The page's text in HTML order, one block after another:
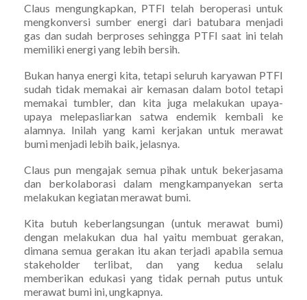
Claus mengungkapkan, PTFI telah beroperasi untuk
mengkonversi sumber energi dari batubara menjadi
gas dan sudah berproses sehingga PTFI saat ini telah
memiliki energi yang lebih bersih.
Bukan hanya energi kita, tetapi seluruh karyawan PTFI
sudah tidak memakai air kemasan dalam botol tetapi
memakai tumbler, dan kita juga melakukan upaya-
upaya melepasliarkan satwa endemik kembali ke
alamnya. Inilah yang kami kerjakan untuk merawat
bumi menjadi lebih baik, jelasnya.
Claus pun mengajak semua pihak untuk bekerjasama
dan berkolaborasi dalam mengkampanyekan serta
melakukan kegiatan merawat bumi.
Kita butuh keberlangsungan (untuk merawat bumi)
dengan melakukan dua hal yaitu membuat gerakan,
dimana semua gerakan itu akan terjadi apabila semua
stakeholder terlibat, dan yang kedua selalu
memberikan edukasi yang tidak pernah putus untuk
merawat bumi ini, ungkapnya.